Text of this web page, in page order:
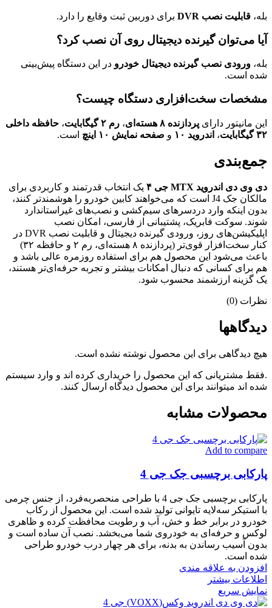
بله، قابلیت نصب DVR برای دوربین ثبت وقایع را دارد.
آیا می‌توان گیرنده دیجیتال روی آن نصب کرد؟
بله، ورودی نصب گیرنده دیجیتال خودرو در این دستگاه پیش‌بینی
شده است.
مشخصات سخت‌افزاری دستگاه چیست؟
این مانیتور دارای پردازنده ۸ هسته‌ای ، رم ۲ گیگابایت ، حافظه داخلی
۳۲ گیگابایت
، اندروید ۱۰ و صفحه نمایش ۱۰ اینچ است.
جمع‌بندی
دی وی دی اندروید MTX جی ۴
یک انتخاب قدرتمند و کاربردی برای
مالکان جک J4 است که می‌خواهند کابین خودرو را هوشمندتر کنند،
بدون اینکه وارد دردسرهای سیم‌کشی و نصب‌های غیراستاندارد
شوند. سوکت فابریک، پشتیبانی از فارسی، امکان نصب
اپلیکیشن‌های روز، ورودی گیرنده دیجیتال و قابلیت نصب DVR در
کنار سخت‌افزار قوی‌تر (پردازنده ۸ هسته‌ای، رم ۲ و حافظه ۳۲)
باعث می‌شود این محصول هم برای استفاده روزمره عالی باشد و
هم برای کسانی که دنبال امکانات بیشتر و تجربه حرفه‌ای‌تر هستند،
یک گزینه ارزشمند محسوب شود.
نظرات (0)
دیدگاهها
هیچ دیدگاهی برای این محصول نوشته نشده است.
.فقط مشتریانی که این محصول را خریداری کرده اند و وارد سیستم
شده اند میتوانند برای این محصول دیدگاه ارسال کنند.
محصولات مشابه
Add to compare
پارکابی برچسبی جک جی 4
پارکابی برچسبی جک جی 4 با طراحی منحصر‌به‌فرد، از جنس چرمی
با استیکر سه‌لایه تایوانی تولید شده است. این محصول از رکاب
خودرو در برابر خط و خش، آب و رطوبت محافظت کرده و ظاهری
لوکس و حرفه‌ای به خودروی شما می‌بخشد. نصب آن ساده است و
بدون آسیب رساندن به بدنه، برای هر چهار درب خودرو طراحی
شده است.
افزودن به علاقه مندی
اطلاعات بیشتر
نمایش سریع